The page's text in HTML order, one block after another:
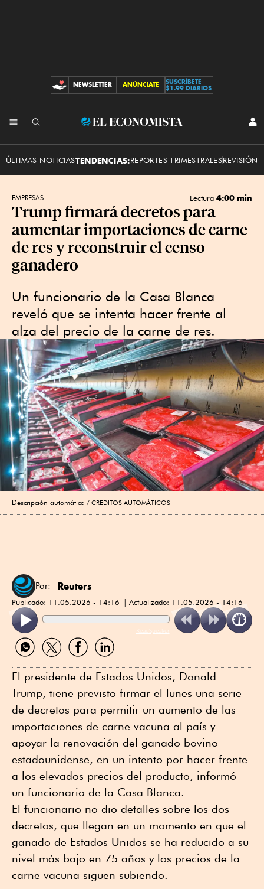
CONTRIBUCIONES
NEWSLETTER ANÚNCIATE
SUSCRÍBETE
$1.99 DIARIOS
El
ÚLTIMAS NOTICIASTENDENCIAS:REPORTES TRIMESTRALESREVISIÓN
EMPRESAS Lectura 4:00 min
Trump firmará decretos para
aumentar importaciones de carne
de res y reconstruir el censo
ganadero
Un funcionario de la Casa Blanca
reveló que se intenta hacer frente al
alza del precio de la carne de res.
Descripción automática CREDITOS AUTOMÁTICOS
Por: Reuters
Publicado: 11.05.2026 - 14:16 Actualizado: 11.05.2026 - 14:16
ReadSpeaker
Compartir
por
Compartir
por
Compartir
por
Compartir
por
El presidente de Estados Unidos, Donald
Trump, tiene previsto firmar el lunes una serie
de decretos ⁠para permitir un aumento de las
importaciones de carne vacuna al país y
apoyar la renovación del ganado bovino
estadounidense, en un intento por hacer frente
a los elevados precios del producto, informó
un funcionario de la Casa Blanca.
El funcionario no dio detalles sobre los dos
⁠decretos, que llegan en un momento en que el
⁠ganado de Estados Unidos se ha reducido a su
nivel más bajo en 75 años y los precios de la
carne vacuna siguen subiendo.